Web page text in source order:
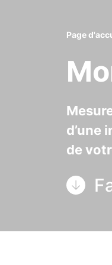
Page
d’une
de